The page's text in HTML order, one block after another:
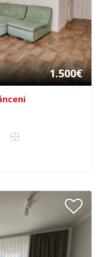
1.500€